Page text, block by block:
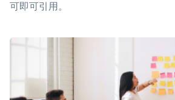
可即可引用。